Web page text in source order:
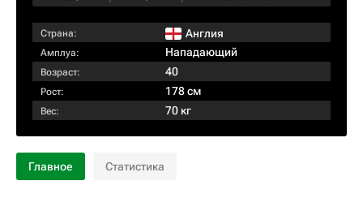
Страна: Англия
Амплуа: Нападающий
Возраст: 40
Рост: 178 см
Вес: 70 кг
Главное Статистика